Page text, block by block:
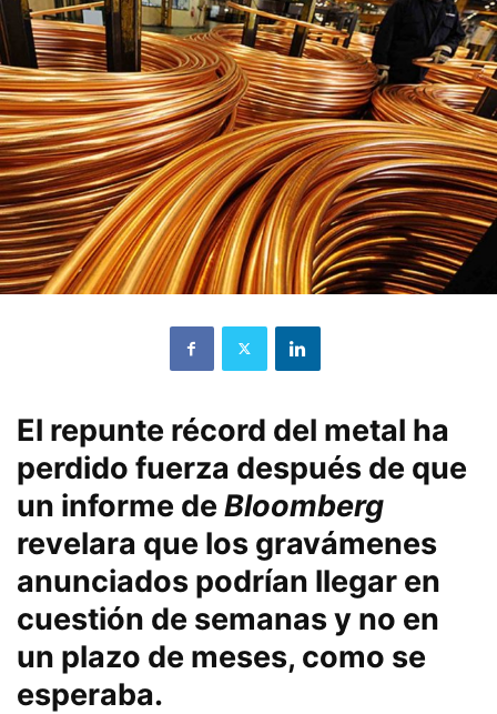
El repunte récord del metal ha
perdido fuerza después de que
un informe de Bloomberg
revelara que los gravámenes
anunciados podrían llegar en
cuestión de semanas y no en
un plazo de meses, como se
esperaba.